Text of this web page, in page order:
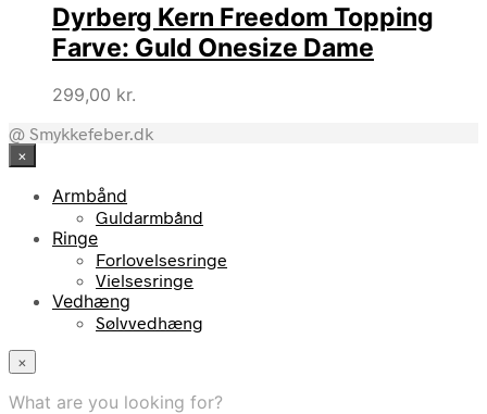
Dyrberg Kern Freedom Topping
Farve: Guld Onesize Dame
299,00 kr.
@ Smykkefeber.dk
×
Armbånd
Guldarmbånd
Ringe
Forlovelsesringe
Vielsesringe
Vedhæng
Sølvvedhæng
×
What are you looking for?